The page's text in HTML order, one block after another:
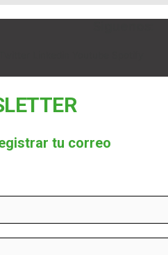
tu correo